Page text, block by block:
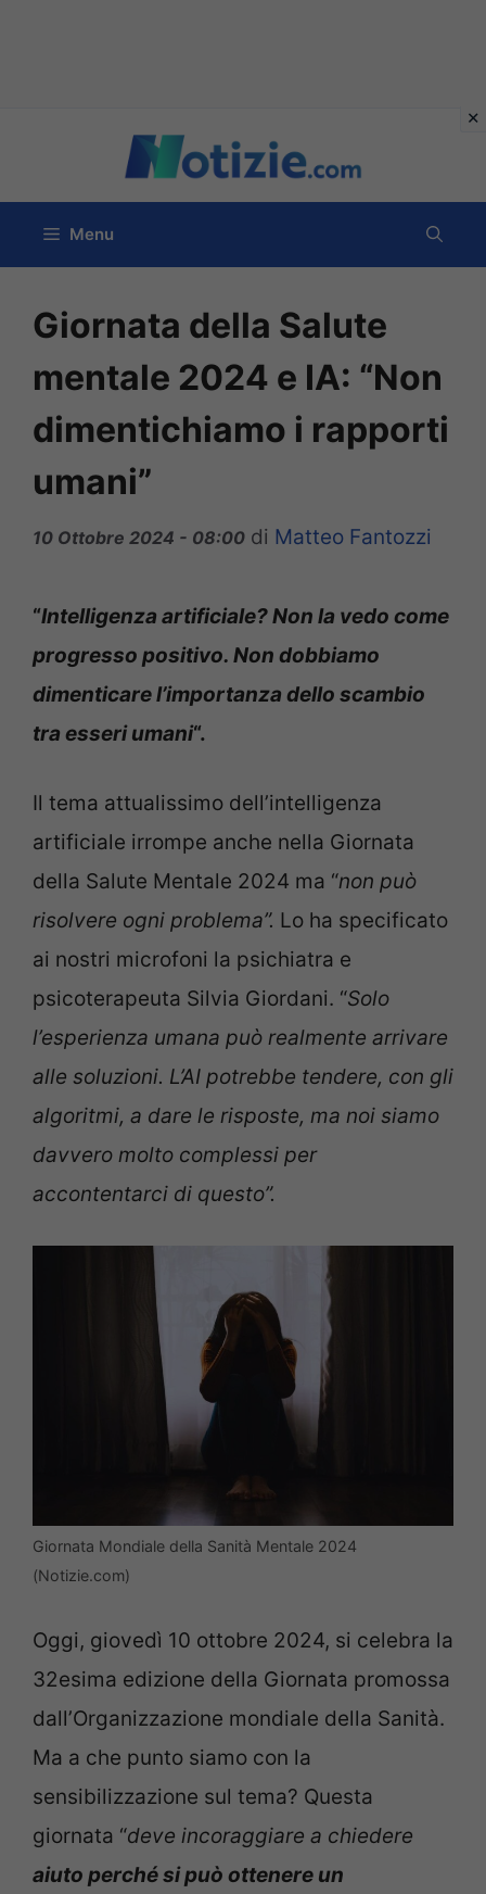
contenuto
Menu
Giornata della Salute
mentale 2024 e IA: “Non
dimentichiamo i rapporti
umani”
10 Ottobre 2024 - 08:00 di Matteo Fantozzi
“Intelligenza artificiale? Non la vedo come
progresso positivo. Non dobbiamo
dimenticare l’importanza dello scambio
tra esseri umani“.
Il tema attualissimo dell’intelligenza
artificiale irrompe anche nella Giornata
della Salute Mentale 2024 ma “non può
risolvere ogni problema”. Lo ha specificato
ai nostri microfoni la psichiatra e
psicoterapeuta Silvia Giordani. “Solo
l’esperienza umana può realmente arrivare
alle soluzioni. L’AI potrebbe tendere, con gli
algoritmi, a dare le risposte, ma noi siamo
davvero molto complessi per
accontentarci di questo”.
Giornata Mondiale della Sanità Mentale 2024
(Notizie.com)
Oggi, giovedì 10 ottobre 2024, si celebra la
32esima edizione della Giornata promossa
dall’Organizzazione mondiale della Sanità.
Ma a che punto siamo con la
sensibilizzazione sul tema? Questa
giornata “deve incoraggiare a chiedere
aiuto perché si può ottenere un